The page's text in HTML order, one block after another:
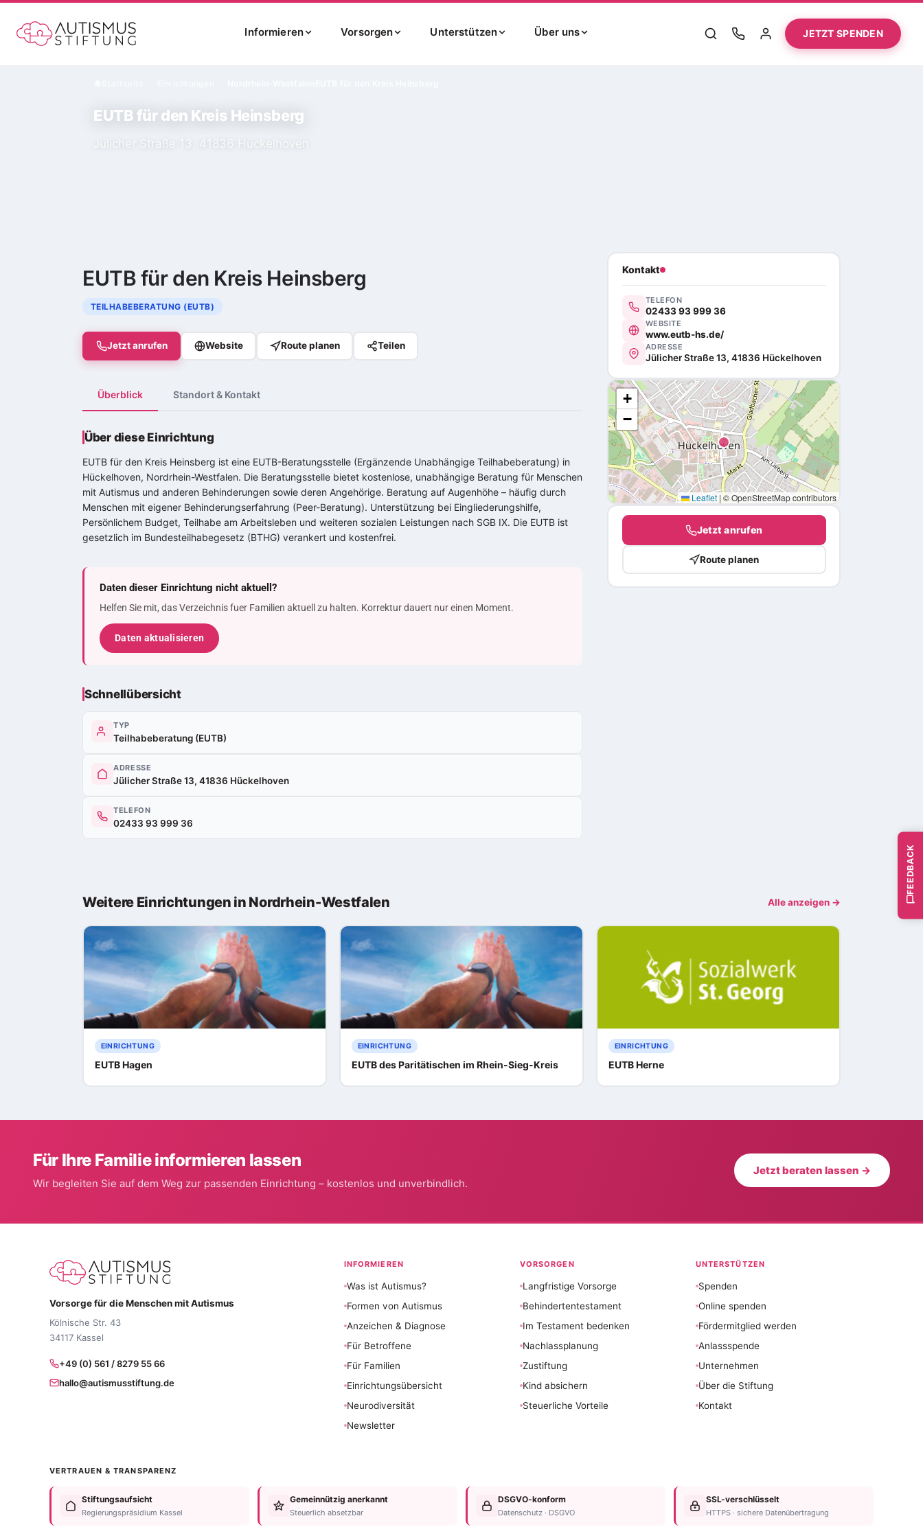
Informieren Vorsorgen Unterstützen Über uns JETZT SPENDEN
EUTB für den Kreis Heinsberg
Jülicher Straße 13, 41836 Hückelhoven
EUTB für den Kreis Heinsberg
TEILHABEBERATUNG (EUTB)
Jetzt anrufen Website Route planen Teilen
Überblick Standort & Kontakt
Über diese Einrichtung
EUTB für den Kreis Heinsberg ist eine EUTB-Beratungsstelle (Ergänzende Unabhängige Teilhabeberatung) in
Hückelhoven, Nordrhein-Westfalen. Die Beratungsstelle bietet kostenlose, unabhängige Beratung für Menschen
mit Autismus und anderen Behinderungen sowie deren Angehörige. Beratung auf Augenhöhe – häufig durch
Menschen mit eigener Behinderungserfahrung (Peer-Beratung). Unterstützung bei Eingliederungshilfe,
Persönlichem Budget, Teilhabe am Arbeitsleben und weiteren sozialen Leistungen nach SGB IX. Die EUTB ist
gesetzlich im Bundesteilhabegesetz (BTHG) verankert und kostenfrei.
Daten dieser Einrichtung nicht aktuell?
Helfen Sie mit, das Verzeichnis fuer Familien aktuell zu halten. Korrektur dauert nur einen Moment.
Daten aktualisieren
Schnellübersicht
TYP
Teilhabeberatung (EUTB)
ADRESSE
Jülicher Straße 13, 41836 Hückelhoven
TELEFON
02433 93 999 36
Kontakt
TELEFON
02433 93 999 36
WEBSITE
www.eutb-hs.de/
ADRESSE
Jülicher Straße 13, 41836 Hückelhoven
+
−
Leaflet |© OpenStreetMap contributors
Jetzt anrufen
Route planen
Weitere Einrichtungen in Nordrhein-Westfalen Alle anzeigen →
EINRICHTUNG
EUTB Hagen
EINRICHTUNG
EUTB des Paritätischen im Rhein-Sieg-Kreis
EINRICHTUNG
EUTB Herne
Für Ihre Familie informieren lassen
Wir begleiten Sie auf dem Weg zur passenden Einrichtung – kostenlos und unverbindlich.
Jetzt beraten lassen →
Vorsorge für die Menschen mit Autismus
Kölnische Str. 43
34117 Kassel
+49 (0) 561 / 8279 55 66
hallo@autismusstiftung.de
INFORMIEREN
Was ist Autismus?
Formen von Autismus
Anzeichen & Diagnose
Für Betroffene
Für Familien
Einrichtungsübersicht
Neurodiversität
Newsletter
VORSORGEN
Langfristige Vorsorge
Behindertentestament
Im Testament bedenken
Nachlassplanung
Zustiftung
Kind absichern
Steuerliche Vorteile
UNTERSTÜTZEN
Spenden
Online spenden
Fördermitglied werden
Anlassspende
Unternehmen
Über die Stiftung
Kontakt
VERTRAUEN & TRANSPARENZ
Stiftungsaufsicht
Regierungspräsidium Kassel
Gemeinnützig anerkannt
Steuerlich absetzbar
DSGVO-konform
Datenschutz · DSGVO
SSL-verschlüsselt
HTTPS · sichere Datenübertragung
FEEDBACK